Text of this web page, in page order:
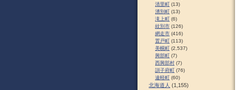
清里町 (13)
湧別町 (13)
滝上町 (6)
紋別市 (126)
網走市 (416)
置戸町 (113)
美幌町 (2,537)
興部町 (7)
西興部村 (7)
訓子府町 (76)
遠軽町 (60)
北海道人 (1,155)